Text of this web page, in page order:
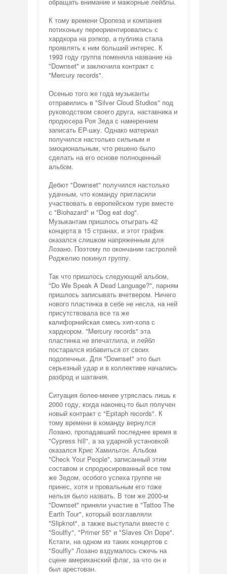
К тому времени Оропеза и компания
потихоньку переориентировались с
хардкора на рэпкор, а публика стала
проявлять к ним больший интерес. К
1993 году группа поменяла название на
"Downset" и заключила контракт с
"Mercury records".
Осенью того же года музыканты
отправились в "Silver Cloud Studios" под
руководством своего друга, наставника и
продюсера Роя Зеда с намерением
записать EP-шку. Однако материал
получился настолько сильным и
эмоциональным, что решено было
сделать на его основе полноценный
альбом.
Дебют "Downset" получился настолько
удачным, что команду пригласили
участвовать в европейском туре вместе
с "Biohazard" и "Dog eat dog".
Музыкантам пришлось отыграть 42
концерта в 15 странах, и этот график
оказался слишком напряженным для
Лозано. Поэтому по окончании гастролей
Роджелио покинул группу.
Так что пришлось следующий альбом,
"Do We Speak A Dead Language?", парням
пришлось записывать вчетвером. Ничего
нового пластинка в себе не несла, на ней
присутствовала все та же
калифорнийская смесь хип-хопа с
хардкором. "Mercury records" эта
пластинка не впечатлила, и лейбл
постарался избавиться от своих
подопечных. Для "Downset" это был
серьезный удар и в коллективе начались
разброд и шатания.
Ситуация более-менее утряслась лишь к
2000 году, когда наконец-то был получен
новый контракт с "Epitaph records". К
тому времени в команду вернулся
Лозано, пропадавший последнее время в
"Cypress hill", а за ударной установкой
оказался Крис Хамильтон. Альбом
"Check Your People", записанный этим
составом и спродюсированный все тем
же Зедом, особого успеха группе не
принес, хотя и провальным его тоже
нельзя было назвать. В том же 2000-м
"Downset" приняли участие в "Tattoo The
Earth Tour", который возглавляли
"Slipknot", а также выступали вместе с
"Soulfly", "Primer 55" и "Slaves On Dope".
Кстати, на одном из таких концертов с
"Soulfly" Лозано вздумалось сжечь на
сцене американский флаг, за что он и
был арестован.